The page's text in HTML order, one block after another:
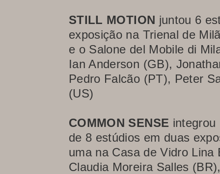
STILL MOTION juntou 6
exposição na Trienal de
e o Salone del Mobile di
Ian Anderson (GB),
Pedro Falcão (PT), Peter
(US)
COMMON SENSE integrou
de 8 estúdios em duas
uma na Casa de Vidro
Claudia Moreira Salles